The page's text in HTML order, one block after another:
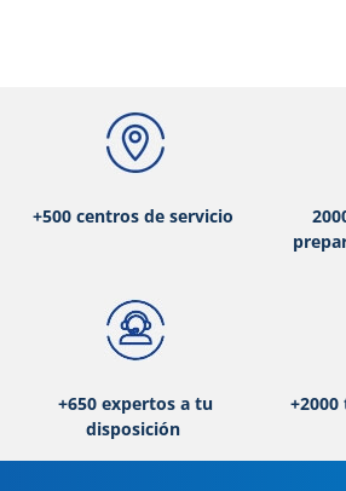
+500 centros de servicio
+650 expertos a tu
disposición